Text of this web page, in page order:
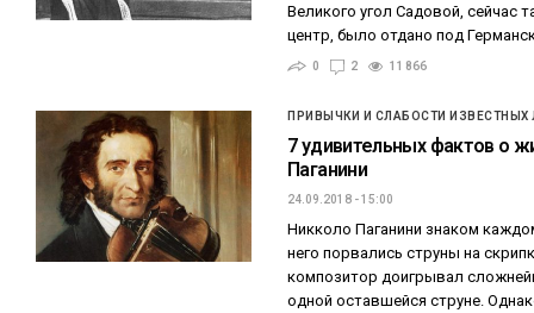
Великого угол Садовой, сейчас
центр, было отдано под
0 2 11 866
ПРИВЫЧКИ И СЛАБОСТИ
7 удивительных фактов о
Паганини
24.09.2018 - 15:00
Никколо Паганини знаком
него порвались струны на
композитор доигрывал
одной оставшейся струне.